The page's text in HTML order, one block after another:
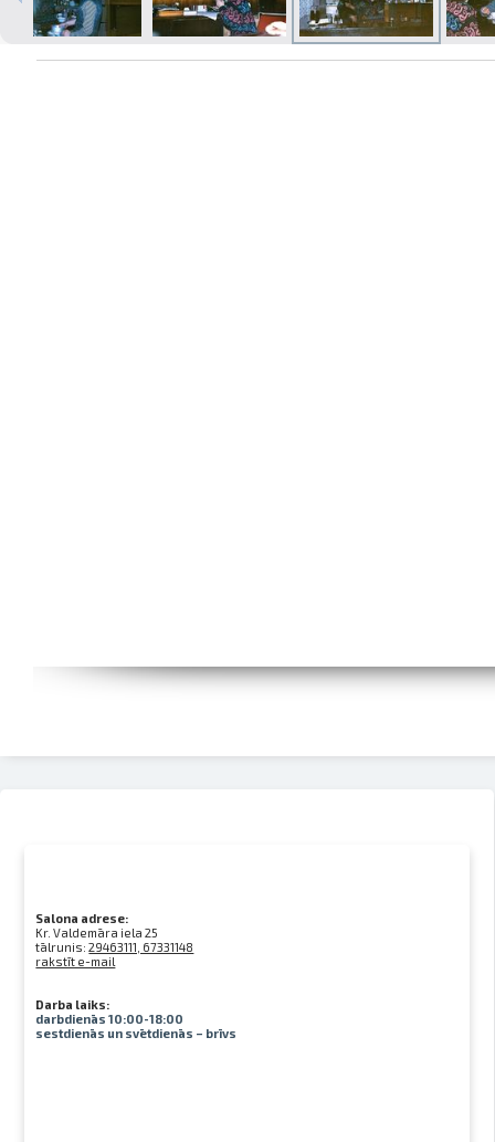
Izdrukas 1h laikā Rīgā – pasūtiet
Salona adrese:
Kr. Valdemāra iela 25
tālrunis:29463111, 67331148
rakstīt e-mail
Darba laiks:
darbdienās 10:00-18:00
sestdienās un svētdienās – brīvs